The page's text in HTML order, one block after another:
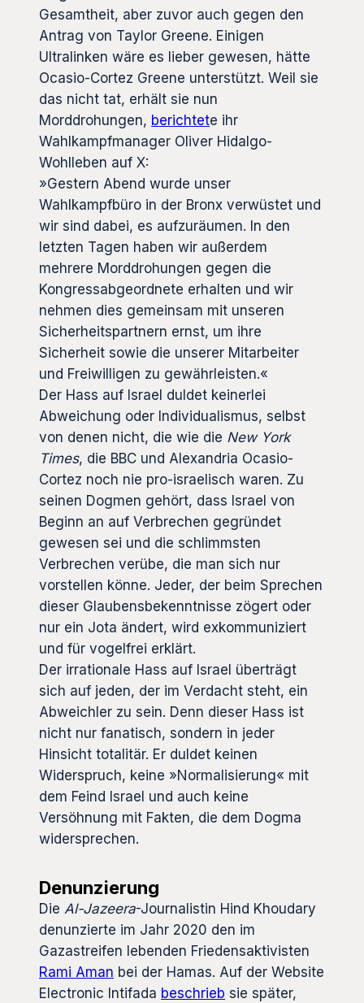
Gesamtheit, aber zuvor auch gegen den
Antrag von Taylor Greene. Einigen
Ultralinken wäre es lieber gewesen, hätte
Ocasio-Cortez Greene unterstützt. Weil sie
das nicht tat, erhält sie nun
Morddrohungen, berichtete ihr
Wahlkampfmanager Oliver Hidalgo-
Wohlleben auf X:
»Gestern Abend wurde unser
Wahlkampfbüro in der Bronx verwüstet und
wir sind dabei, es aufzuräumen. In den
letzten Tagen haben wir außerdem
mehrere Morddrohungen gegen die
Kongressabgeordnete erhalten und wir
nehmen dies gemeinsam mit unseren
Sicherheitspartnern ernst, um ihre
Sicherheit sowie die unserer Mitarbeiter
und Freiwilligen zu gewährleisten.«
Der Hass auf Israel duldet keinerlei
Abweichung oder Individualismus, selbst
von denen nicht, die wie die New York
Times, die BBC und Alexandria Ocasio-
Cortez noch nie pro-israelisch waren. Zu
seinen Dogmen gehört, dass Israel von
Beginn an auf Verbrechen gegründet
gewesen sei und die schlimmsten
Verbrechen verübe, die man sich nur
vorstellen könne. Jeder, der beim Sprechen
dieser Glaubensbekenntnisse zögert oder
nur ein Jota ändert, wird exkommuniziert
und für vogelfrei erklärt.
Der irrationale Hass auf Israel überträgt
sich auf jeden, der im Verdacht steht, ein
Abweichler zu sein. Denn dieser Hass ist
nicht nur fanatisch, sondern in jeder
Hinsicht totalitär. Er duldet keinen
Widerspruch, keine »Normalisierung« mit
dem Feind Israel und auch keine
Versöhnung mit Fakten, die dem Dogma
widersprechen.
Denunzierung
Die Al-Jazeera-Journalistin Hind Khoudary
denunzierte im Jahr 2020 den im
Gazastreifen lebenden Friedensaktivisten
Rami Aman bei der Hamas. Auf der Website
Electronic Intifada beschrieb sie später,